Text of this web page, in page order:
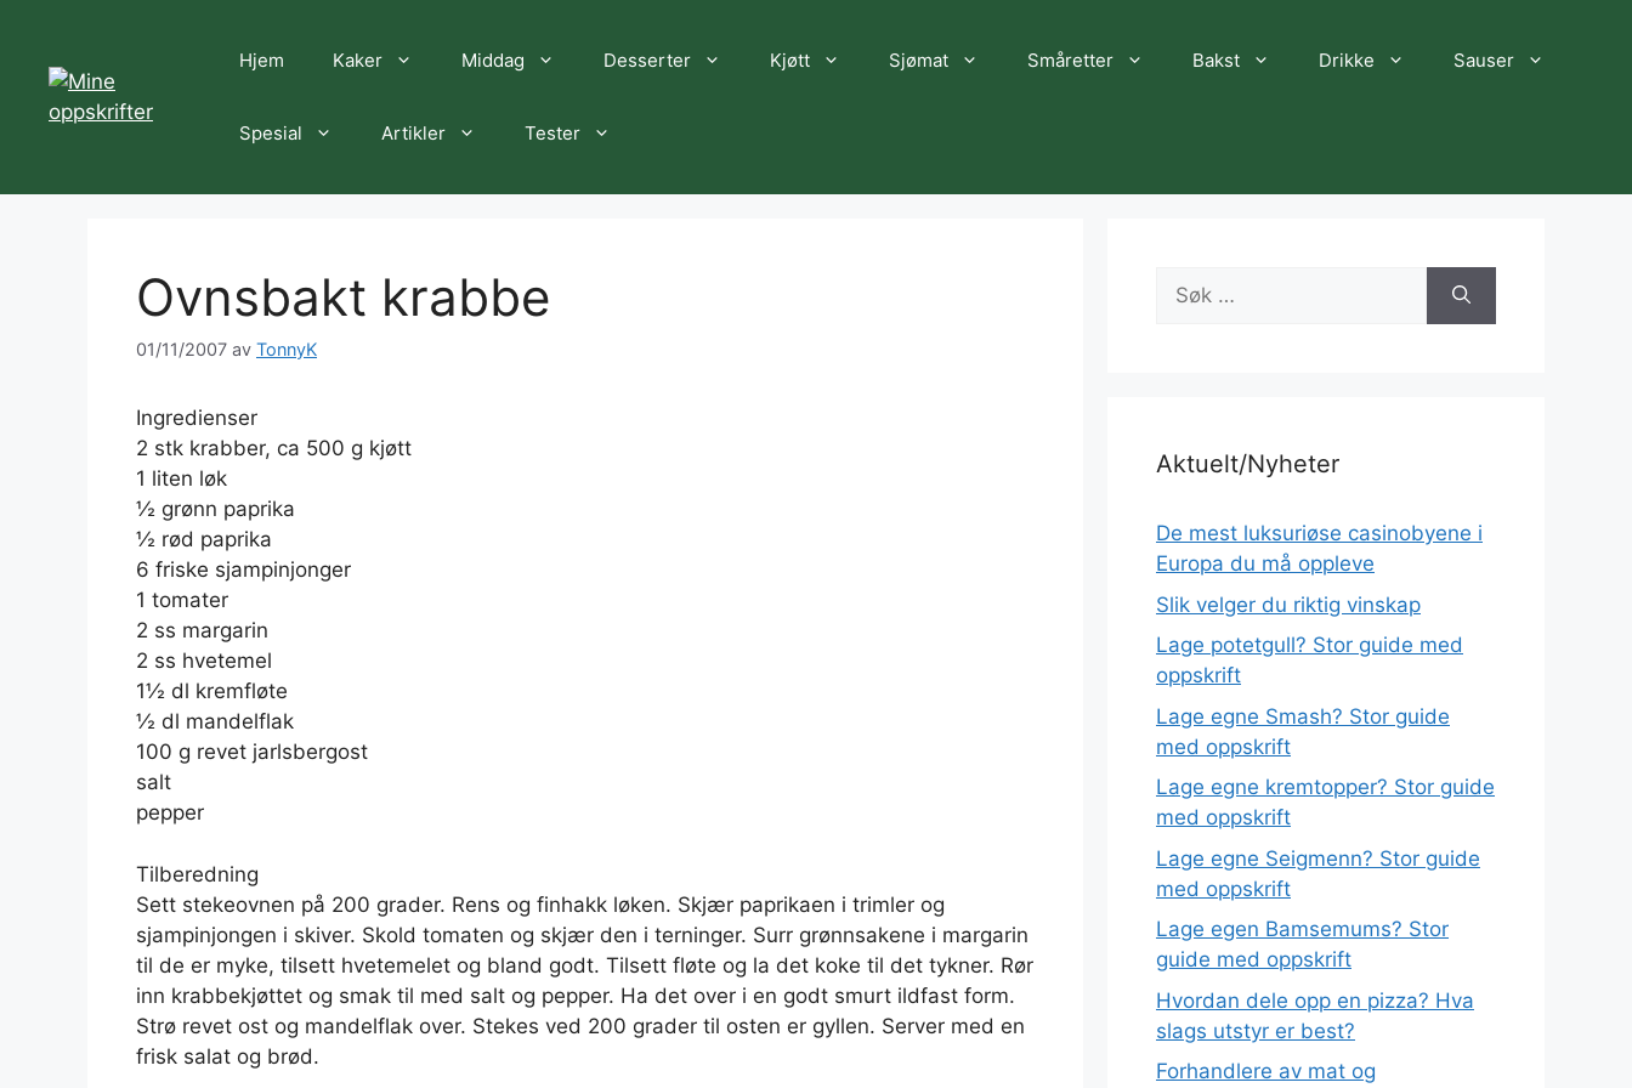
innhold
Hjem Kaker Middag Desserter Kjøtt Sjømat Småretter Bakst Drikke Sauser
Spesial Artikler Tester
Ovnsbakt krabbe
01/11/2007 av TonnyK
Ingredienser
2 stk krabber, ca 500 g kjøtt
1 liten løk
½ grønn paprika
½ rød paprika
6 friske sjampinjonger
1 tomater
2 ss margarin
2 ss hvetemel
1½ dl kremfløte
½ dl mandelflak
100 g revet jarlsbergost
salt
pepper
Tilberedning
Sett stekeovnen på 200 grader. Rens og finhakk løken. Skjær paprikaen i trimler og
sjampinjongen i skiver. Skold tomaten og skjær den i terninger. Surr grønnsakene i margarin
til de er myke, tilsett hvetemelet og bland godt. Tilsett fløte og la det koke til det tykner. Rør
inn krabbekjøttet og smak til med salt og pepper. Ha det over i en godt smurt ildfast form.
Strø revet ost og mandelflak over. Stekes ved 200 grader til osten er gyllen. Server med en
frisk salat og brød.
Søk
etter:
Aktuelt/Nyheter
De mest luksuriøse casinobyene i
Europa du må oppleve
Slik velger du riktig vinskap
Lage potetgull? Stor guide med
oppskrift
Lage egne Smash? Stor guide
med oppskrift
Lage egne kremtopper? Stor guide
med oppskrift
Lage egne Seigmenn? Stor guide
med oppskrift
Lage egen Bamsemums? Stor
guide med oppskrift
Hvordan dele opp en pizza? Hva
slags utstyr er best?
Forhandlere av mat og